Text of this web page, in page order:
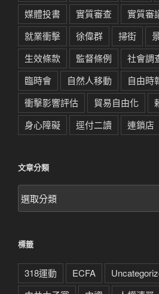
媒體投書
實質審查 實質審
就業衝擊
徐偉群 掃街
生效條款
監督條例 社會調
臨時會
自然人移動 自由時
衝擊影響評估
貿易自由化
身心障礙
逕付二讀 連鎖店
文章分類
文
章
標籤
318運動 ECFA